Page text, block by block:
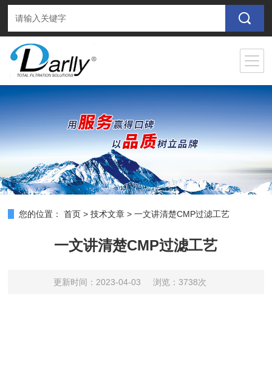
您的位置： 首页 >技术文章 >一文讲清楚CMP过滤工艺
一文讲清楚CMP过滤工艺
更新时间：2023-04-03 浏览：3738次